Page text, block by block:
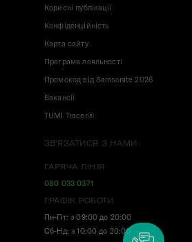
Корисні публікації
Конфіденційність
Карта сайту
Програма лояльності
Промокод від Samsonite 2026
Вакансії
TUMI Tracer®
ЗВ'ЯЗАТИСЯ З НАМИ:
ГАРЯЧА ЛІНІЯ
080 033 0371
ГРАФІК РОБОТИ
Пн-Пт: з 09:00 до 20:00
Сб-Нд: з 10:00 до 20:00